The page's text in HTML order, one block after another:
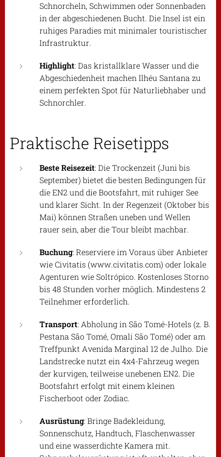
Schnorcheln, Schwimmen oder Sonnenbaden
in der abgeschiedenen Bucht. Die Insel ist ein
ruhiges Paradies mit minimaler touristischer
Infrastruktur.
Highlight: Das kristallklare Wasser und die
Abgeschiedenheit machen Ilhéu Santana zu
einem perfekten Spot für Naturliebhaber und
Schnorchler.
Praktische Reisetipps
Beste Reisezeit: Die Trockenzeit (Juni bis
September) bietet die besten Bedingungen für
die EN2 und die Bootsfahrt, mit ruhiger See
und klarer Sicht. In der Regenzeit (Oktober bis
Mai) können Straßen uneben und Wellen
rauer sein, aber die Tour bleibt machbar.
Buchung: Reserviere im Voraus über Anbieter
wie Civitatis (www.civitatis.com) oder lokale
Agenturen wie Soltrópico. Kostenloses Storno
bis 48 Stunden vorher möglich. Mindestens 2
Teilnehmer erforderlich.
Transport: Abholung in São Tomé-Hotels (z. B.
Pestana São Tomé, Omali São Tomé) oder am
Treffpunkt Avenida Marginal 12 de Julho. Die
Landstrecke nutzt ein 4x4-Fahrzeug wegen
der kurvigen, teilweise unebenen EN2. Die
Bootsfahrt erfolgt mit einem kleinen
Fischerboot oder Zodiac.
Ausrüstung: Bringe Badekleidung,
Sonnenschutz, Handtuch, Flaschenwasser
und eine wasserdichte Kamera mit.